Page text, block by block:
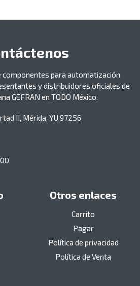
componentes para automatización
y distribuidores oficiales de
GEFRAN en TODO México.
II, Mérida, YU 97256
Otros enlaces
Carrito
Pagar
Política de privacidad
Política de Venta